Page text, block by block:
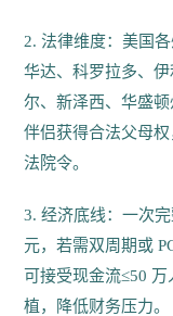
2. 法律维度：美国
华达、科罗拉多、
尔、新泽西、华盛
伴侣获得合法父母
法院令。
3. 经济底线：一次
元，若需双周期或
可接受现金流≤50
植，降低财务压力。